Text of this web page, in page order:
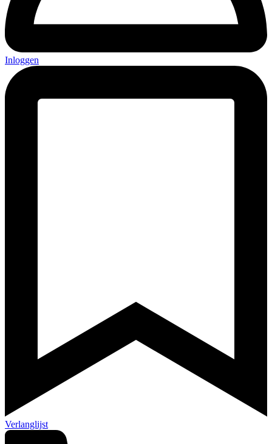
Inloggen
Verlanglijst